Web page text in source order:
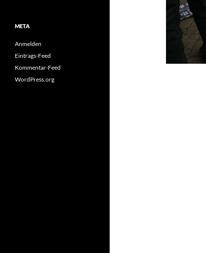
META
Anmelden
Eintrags-Feed
Kommentar-Feed
WordPress.org